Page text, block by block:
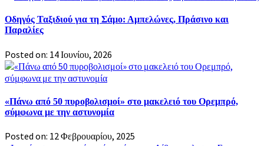
Οδηγός Ταξιδιού για τη Σάμο: Αμπελώνες, Πράσινο και
Παραλίες
Posted on: 14 Ιουνίου, 2026
«Πάνω από 50 πυροβολισμοί» στο μακελειό του Ορεμπρό,
σύμφωνα με την αστυνομία
Posted on: 12 Φεβρουαρίου, 2025